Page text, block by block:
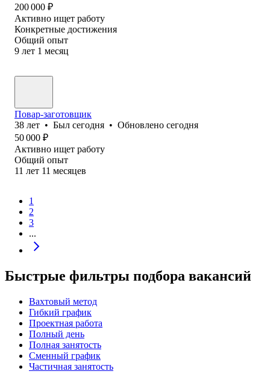
200 000 ₽
Активно ищет работу
Конкретные достижения
Общий опыт
9 лет 1 месяц
Повар-заготовщик
38 лет • Был сегодня • Обновлено сегодня
50 000 ₽
Активно ищет работу
Общий опыт
11 лет 11 месяцев
1
2
3
...
Быстрые фильтры подбора вакансий
Вахтовый метод
Гибкий график
Проектная работа
Полный день
Полная занятость
Сменный график
Частичная занятость